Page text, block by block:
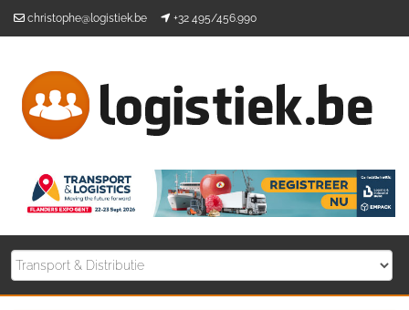
christophe@logistiek.be +32 495/456.990